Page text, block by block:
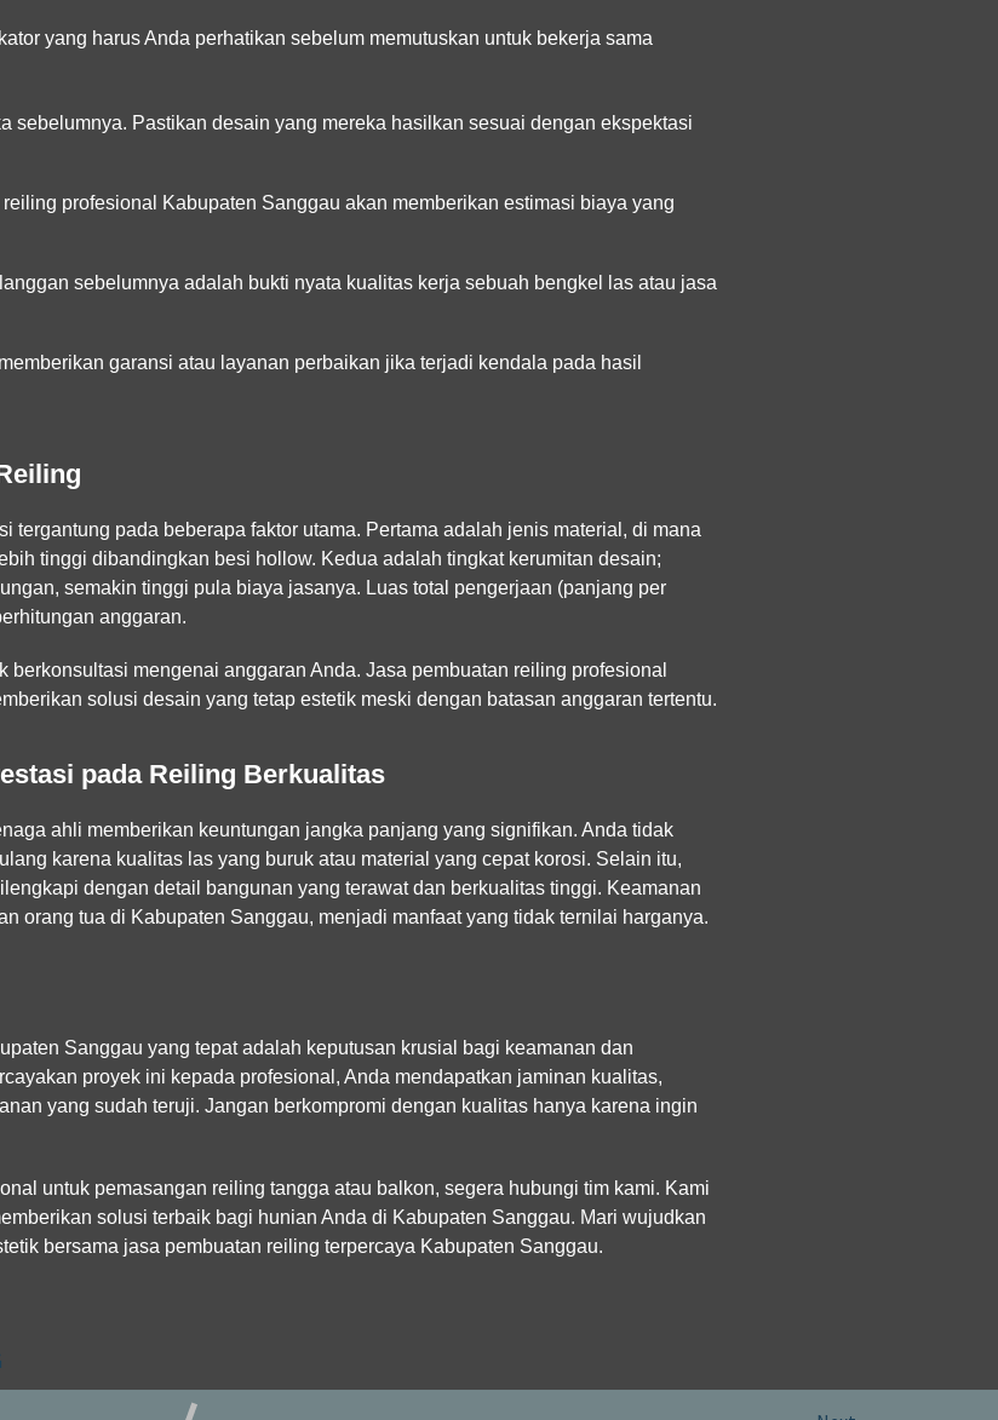
yang harus Anda perhatikan sebelum memutuskan untuk bekerja sama
sebelumnya. Pastikan desain yang mereka hasilkan sesuai dengan ekspektasi
profesional Kabupaten Sanggau akan memberikan estimasi biaya yang
sebelumnya adalah bukti nyata kualitas kerja sebuah bengkel las atau jasa
garansi atau layanan perbaikan jika terjadi kendala pada hasil
tergantung pada beberapa faktor utama. Pertama adalah jenis material, di mana
tinggi dibandingkan besi hollow. Kedua adalah tingkat kerumitan desain;
semakin tinggi pula biaya jasanya. Luas total pengerjaan (panjang per
anggaran.
mengenai anggaran Anda. Jasa pembuatan reiling profesional
solusi desain yang tetap estetik meski dengan batasan anggaran tertentu.
pada Reiling Berkualitas
ahli memberikan keuntungan jangka panjang yang signifikan. Anda tidak
karena kualitas las yang buruk atau material yang cepat korosi. Selain itu,
dengan detail bangunan yang terawat dan berkualitas tinggi. Keamanan
orang tua di Kabupaten Sanggau, menjadi manfaat yang tidak ternilai harganya.
Sanggau yang tepat adalah keputusan krusial bagi keamanan dan
proyek ini kepada profesional, Anda mendapatkan jaminan kualitas,
yang sudah teruji. Jangan berkompromi dengan kualitas hanya karena ingin
untuk pemasangan reiling tangga atau balkon, segera hubungi tim kami. Kami
solusi terbaik bagi hunian Anda di Kabupaten Sanggau. Mari wujudkan
bersama jasa pembuatan reiling terpercaya Kabupaten Sanggau.